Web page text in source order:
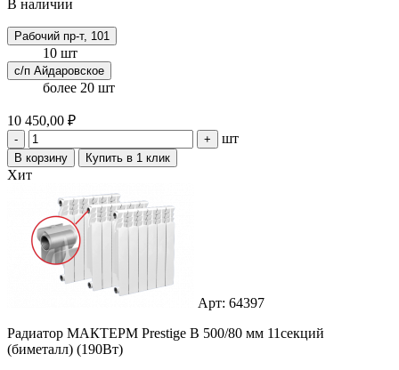
В наличии
Рабочий пр-т, 101
10 шт
с/п Айдаровское
более 20 шт
10 450,00 ₽
- + шт
В корзину Купить в 1 клик
Хит
Арт: 64397
Радиатор МАКТЕРМ Prestige B 500/80 мм 11секций
(биметалл) (190Вт)